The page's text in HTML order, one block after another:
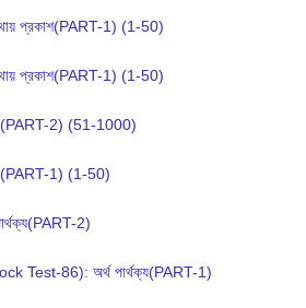
প্রকাশ(PART-1) (1-50)
প্রকাশ(PART-1) (1-50)
2) (51-1000)
1) (1-50)
2)
Test-86): অর্থ পার্থক্য(PART-1)